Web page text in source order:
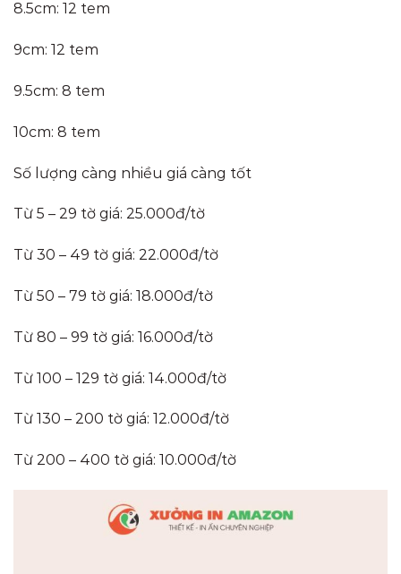
8.5cm: 12 tem
9cm: 12 tem
9.5cm: 8 tem
10cm: 8 tem
Số lượng càng nhiều giá càng tốt
Từ 5 – 29 tờ giá: 25.000đ/tờ
Từ 30 – 49 tờ giá: 22.000đ/tờ
Từ 50 – 79 tờ giá: 18.000đ/tờ
Từ 80 – 99 tờ giá: 16.000đ/tờ
Từ 100 – 129 tờ giá: 14.000đ/tờ
Từ 130 – 200 tờ giá: 12.000đ/tờ
Từ 200 – 400 tờ giá: 10.000đ/tờ